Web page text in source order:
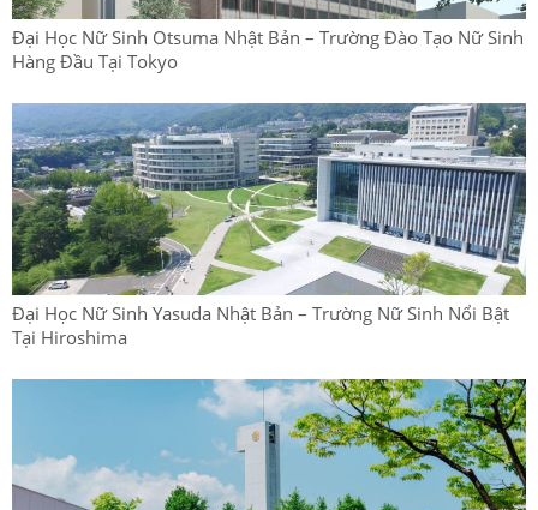
Đại Học Nữ Sinh Otsuma Nhật Bản – Trường Đào Tạo Nữ Sinh
Hàng Đầu Tại Tokyo
Đại Học Nữ Sinh Yasuda Nhật Bản – Trường Nữ Sinh Nổi Bật
Tại Hiroshima